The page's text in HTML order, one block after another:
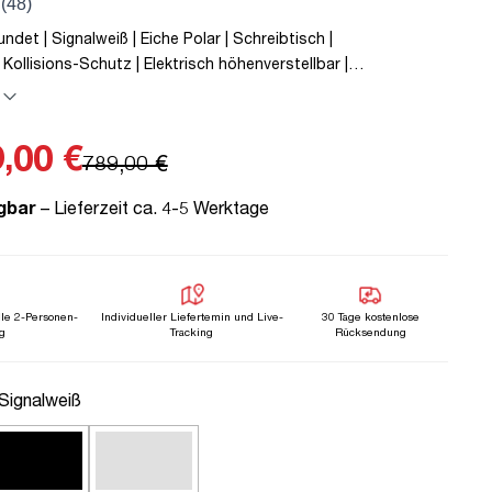
| Signalweiß | Eiche Polar | Schreibtisch |
Schutz | Elektrisch höhenverstellbar |
| Holz | Weiß | Beige | 5 Jahre Herstellergarantie |
mobiles Arbeiten | bis zu 80 kg | Y-Line | Y-Line Curved |
€789,00 €
– Lieferzeit ca. 4-5 Werktage
2-Personen-
Individueller Liefertemin und Live-
Tracking
30 Tage kostenlose
Rücksendung